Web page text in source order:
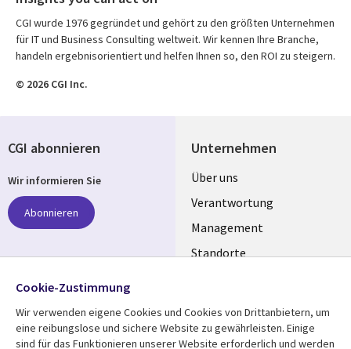
CGI wurde 1976 gegründet und gehört zu den größten Unternehmen
für IT und Business Consulting weltweit. Wir kennen Ihre Branche,
handeln ergebnisorientiert und helfen Ihnen so, den ROI zu steigern.
© 2026 CGI Inc.
Unternehmen
Useful
links
GERMANY
Über uns
Verantwortung
Management
Standorte
CGI abonnieren
Wir informieren Sie
Abonnieren
Folgen Sie uns
Social
Media
Cookie-Zustimmung
Wir verwenden eigene Cookies und Cookies von Drittanbietern, um
eine reibungslose und sichere Website zu gewährleisten. Einige
sind für das Funktionieren unserer Website erforderlich und werden